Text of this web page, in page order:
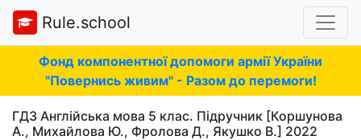
Rule.school
Фонд компонентної допомоги армії України
"Повернись живим" - Разом до перемоги!
ГДЗ Англійська мова 5 клас. Підручник [Коршунова
А., Михайлова Ю., Фролова Д., Якушко В.] 2022